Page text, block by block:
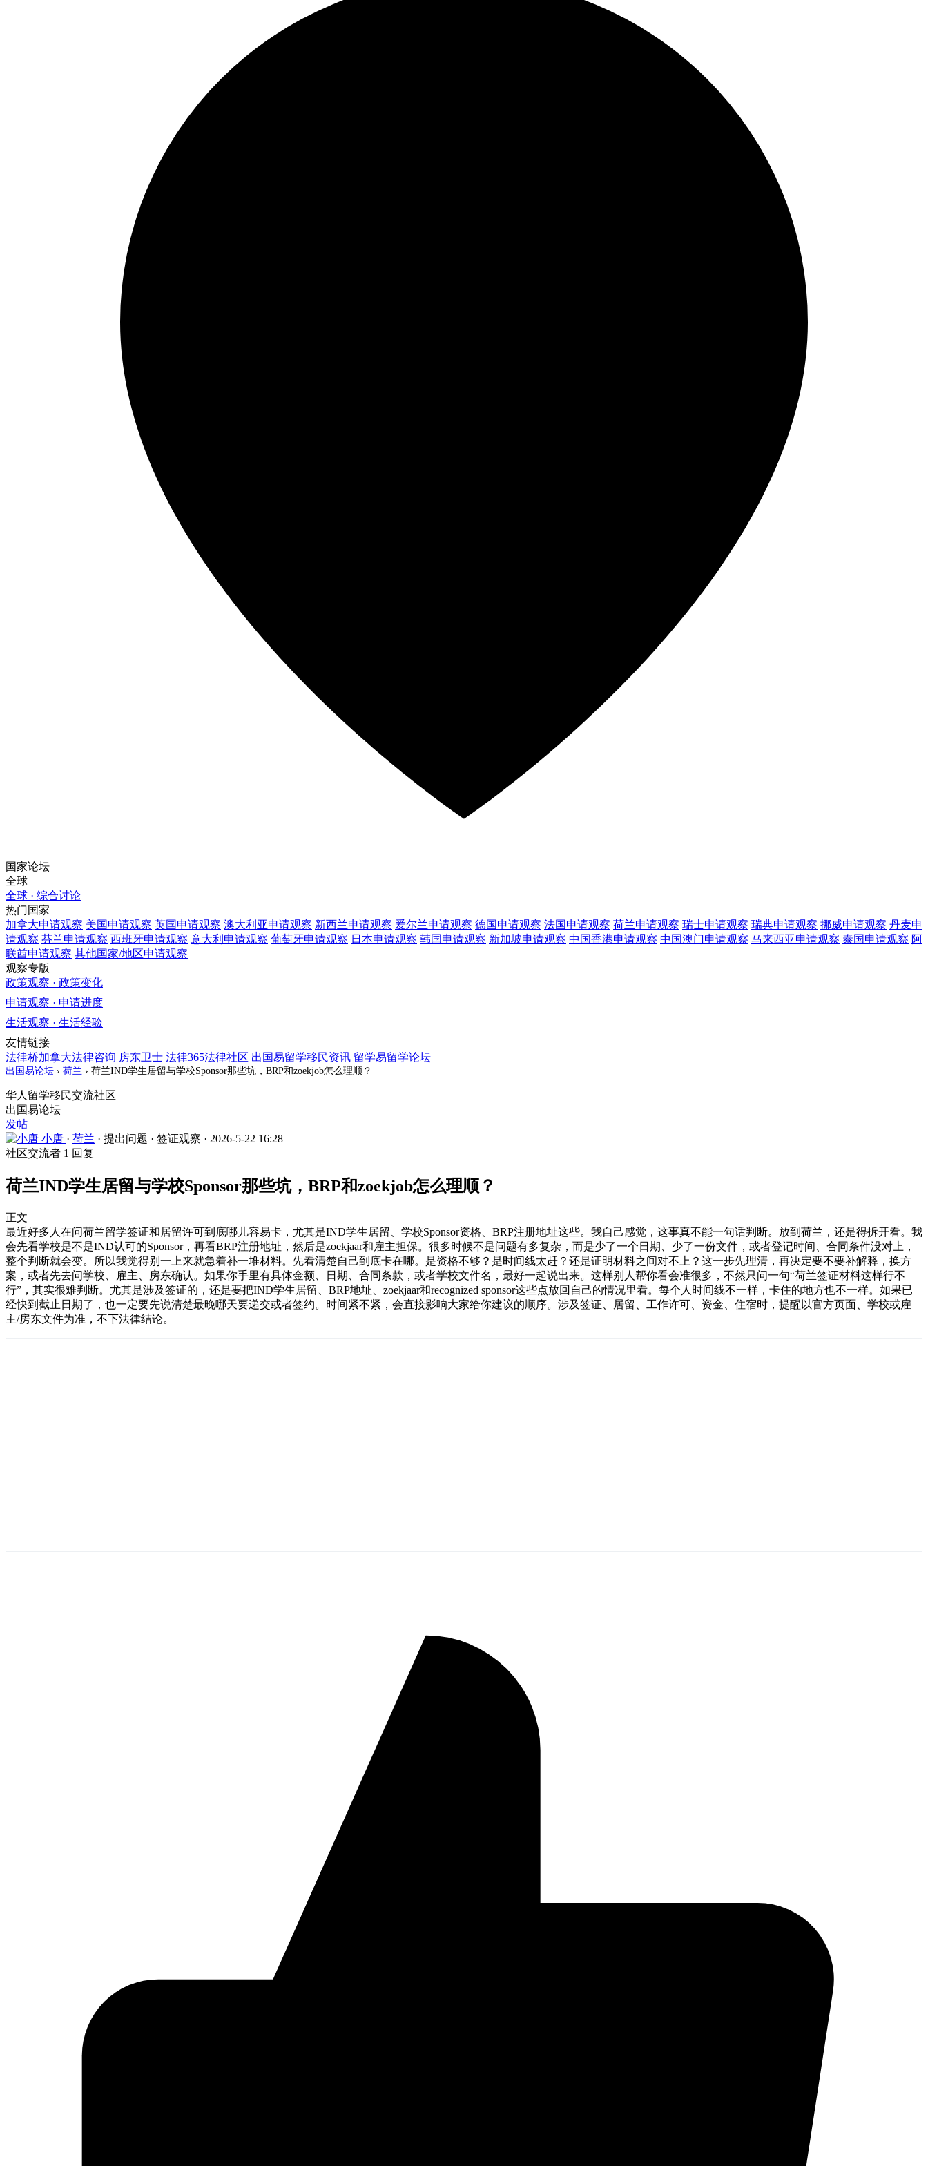
国家论坛
全球
全球 · 综合讨论
热门国家
加拿大申请观察 美国申请观察 英国申请观察 澳大利亚申请观察 新西兰申请观察 爱尔兰申请观察 德国申请观察 法国申请观察 荷兰申请观察 瑞士申请观察 瑞典申请观察 挪威申请观察 丹麦申
请观察 芬兰申请观察 西班牙申请观察 意大利 申请观察 葡萄牙申请观察 日本申请观察 韩国申请观察 新加坡申请观察 中国香港申请观察 中国澳门申请观察 马来西亚申请观察 泰国申请观察 阿
联酋申请观察 其他国家/地区申请观察
观察专版
政策观察 · 政策变化
申请观察 · 申请进度
生活观察 · 生活经验
友情链接
法律桥加拿大法律咨询 房东卫士 法律365法律社区 出国易留学移民资讯 留学易留学论坛
出国易论坛 › 荷兰 › 荷兰IND学生居留与学校Sponsor那些坑，BRP和zoekjob怎么理顺？
华人留学移民交流社区
出国易论坛
发帖
小唐 · 荷兰 · 提出问题 · 签证观察 · 2026-5-22 16:28
社区交流者 1 回复
荷兰IND学生居留与学校Sponsor那些坑，BRP和zoekjob怎么理顺？
正文
最近好多人在问荷兰留学签证和居留许可到底哪儿容易卡，尤其是IND学生居留、学校Sponsor资格、BRP注册地址这些。我自己感觉，这事真不能一句话判断。放到荷兰，还是得拆开看。我
会先看学校是不是IND认可的Sponsor，再看BRP注册地址，然后是zoekjaar和雇主担保。很多时候不是问题有多复杂，而是少了一个日期、少了一份文件，或者登记时间、合同条件没对上，
整个判断就会变。所以我觉得别一上来就急着补一堆材料。先看清楚自己到底卡在哪。是资格不够？是时间线太赶？还是证明材料之间对不上？这一步先理清，再决定要不要补解释，换方
案，或者先去问学校、雇主、房东确认。如果你手里有具体金额、日期、合同条款，或者学校文件名，最好一起说出来。这样别人帮你看会准很多，不然只问一句“荷兰签证材料这样行不
行”，其实很难判断。尤其是涉及签证的，还是要把IND学生居留、BRP地址、zoekjaar和recognized sponsor这些点放回自己的情况里看。每个人时间线不一样，卡住的地方也不一样。如果已
经快到截止日期了，也一定要先说清楚最晚哪天要递交或者签约。时间紧不紧，会直接影响大家给你建议的顺序。涉及签证、居留、工作许可、资金、住宿时，提醒以官方页面、学校或雇
主/房东文件为准，不下法律结论。